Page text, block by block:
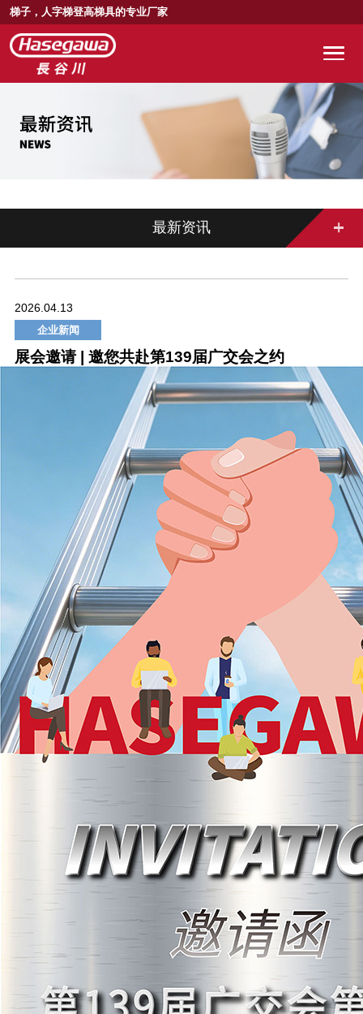
梯子，人字梯登高梯具的专业厂家
最新资讯
2026.04.13
企业新闻
展会邀请 | 邀您共赴第139届广交会之约